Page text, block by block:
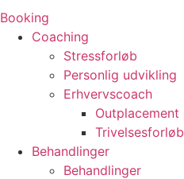
Booking
Coaching
Stressforløb
Personlig udvikling
Erhvervscoach
Outplacement
Trivelsesforløb
Behandlinger
Behandlinger